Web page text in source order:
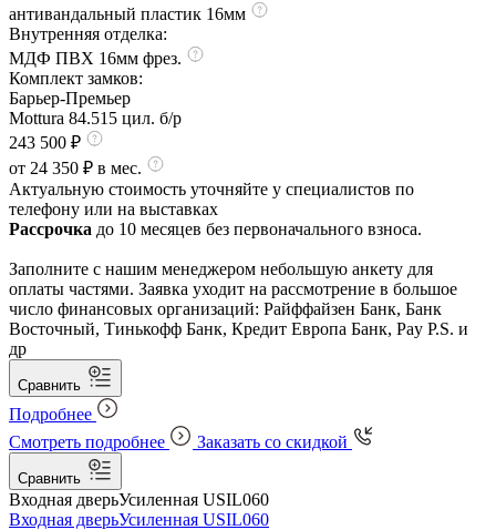
антивандальный пластик 16мм
Внутренняя отделка:
МДФ ПВХ 16мм фрез.
Комплект замков:
Барьер-Премьер
Mottura 84.515 цил. б/р
243 500 ₽
от 24 350 ₽ в мес.
Актуальную стоимость уточняйте у специалистов по
телефону или на выставках
Рассрочка до 10 месяцев без первоначального взноса.
Заполните с нашим менеджером небольшую анкету для
оплаты частями. Заявка уходит на рассмотрение в большое
число финансовых организаций: Райффайзен Банк, Банк
Восточный, Тинькофф Банк, Кредит Европа Банк, Pay P.S. и
др
Сравнить
Подробнее
Смотреть подробнее
Заказать со скидкой
Сравнить
Входная дверьУсиленная USIL060
Входная дверьУсиленная USIL060